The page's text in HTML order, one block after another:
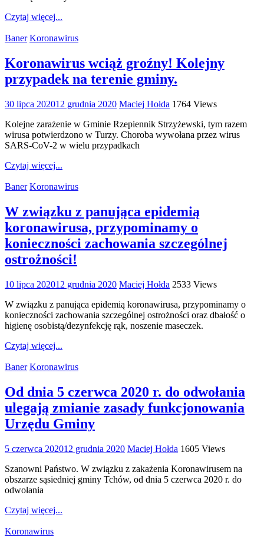
Czytaj więcej...
Baner Koronawirus
Koronawirus wciąż groźny! Kolejny
przypadek na terenie gminy.
30 lipca 202012 grudnia 2020 Maciej Hołda 1764 Views
Kolejne zarażenie w Gminie Rzepiennik Strzyżewski, tym razem
wirusa potwierdzono w Turzy. Choroba wywołana przez wirus
SARS-CoV-2 w wielu przypadkach
Czytaj więcej...
Baner Koronawirus
W związku z panująca epidemią
koronawirusa, przypominamy o
konieczności zachowania szczególnej
ostrożności!
10 lipca 202012 grudnia 2020 Maciej Hołda 2533 Views
W związku z panująca epidemią koronawirusa, przypominamy o
konieczności zachowania szczególnej ostrożności oraz dbałość o
higienę osobistą/dezynfekcję rąk, noszenie maseczek.
Czytaj więcej...
Baner Koronawirus
Od dnia 5 czerwca 2020 r. do odwołania
ulegają zmianie zasady funkcjonowania
Urzędu Gminy
5 czerwca 202012 grudnia 2020 Maciej Hołda 1605 Views
Szanowni Państwo. W związku z zakażenia Koronawirusem na
obszarze sąsiedniej gminy Tchów, od dnia 5 czerwca 2020 r. do
odwołania
Czytaj więcej...
Koronawirus